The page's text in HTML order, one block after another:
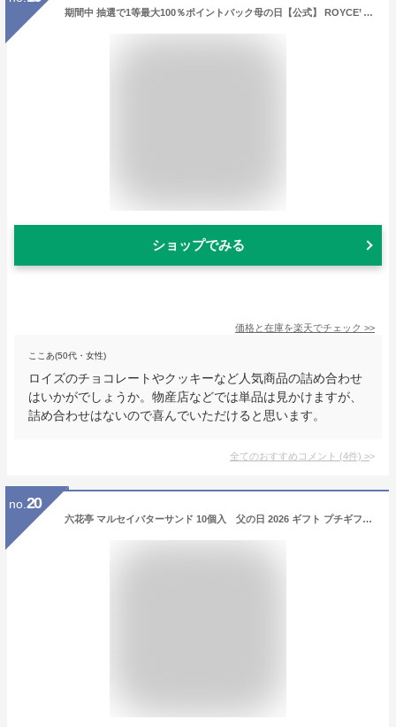
期間中 抽選で1等最大100％ポイントバック母の日【公式】 ROYCE’ ロイズストリート[ブラウン] ギフト 詰め合わせ
ショップでみる
価格と在庫を楽天でチェック >>
ここあ(50代・女性)
ロイズのチョコレートやクッキーなど人気商品の詰め合わせ
はいかがでしょうか。物産店などでは単品は見かけますが、
詰め合わせはないので喜んでいただけると思います。
全てのおすすめコメント (4件) >
no. 20
六花亭 マルセイバターサンド 10個入 父の日 2026 ギフト プチギフト 北海道 お土産 スイーツ レーズンサンド お茶請け サンドクッキー 帯広 土産 お菓子 洋菓子 誕生日 内祝い 個包装 退職 お祝い 転勤 お礼 お返し 御供 感謝 有名 定番